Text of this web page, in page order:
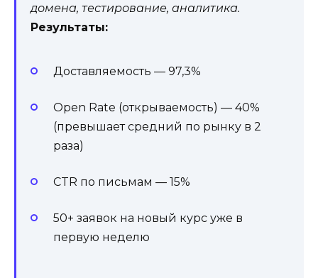
домена, тестирование, аналитика.
Результаты:
Доставляемость — 97,3%
Open Rate (открываемость) — 40%
(превышает средний по рынку в 2
раза)
CTR по письмам — 15%
50+ заявок на новый курс уже в
первую неделю